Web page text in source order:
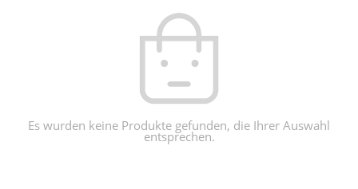
Es wurden keine Produkte gefunden, die Ihrer Auswahl
entsprechen.